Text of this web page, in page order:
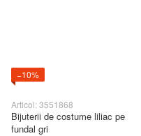
−10%
Articol: 3551868
Bijuterii de costume liliac pe
fundal gri